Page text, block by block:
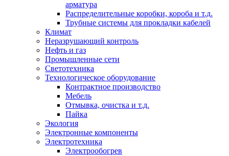
арматура
Распределительные коробки, короба и т.д.
Трубные системы для прокладки кабелей
Климат
Неразрушающий контроль
Нефть и газ
Промышленные сети
Светотехника
Технологическое оборудование
Контрактное производство
Мебель
Отмывка, очистка и т.д.
Пайка
Экология
Электронные компоненты
Электротехника
Электрообогрев